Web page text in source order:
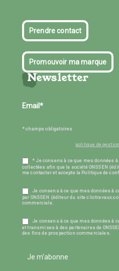
Prendre contact
Promouvoir ma marque
Newsletter
* champs obligatoires
politique de
* Je consens à ce que mes données
collectées afin que la société ONSSEN
me contacter et accepte la Politique de
Je consens à ce que mes données à
par ONSSEN (éditeur du site
commerciale.
Je consens à ce que mes données à
et transmises à des partenaires de
des fins de prospection commerciales.
Je m'abonne